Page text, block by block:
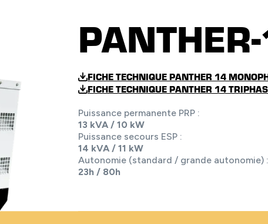
FICHE TECHNIQUE PANTHER 14
FICHE TECHNIQUE PANTHER 14
Puissance permanente PRP :
13 kVA / 10 kW
Puissance secours ESP :
14 kVA / 11 kW
Autonomie (standard / grande autonomie) :
23h / 80h